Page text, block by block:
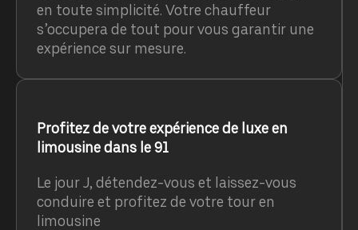
en toute simplicité. Votre chauffeur
s’occupera de tout pour vous garantir une
expérience sur mesure.
Profitez de votre expérience de luxe en
limousine dans le 91
Le jour J, détendez-vous et laissez-vous
conduire et profitez de votre tour en
limousine